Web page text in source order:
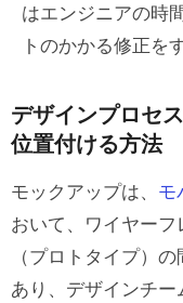
モックア
トタイプに
UXPin
とインタラ
デザインしよ
はエンジニアの時
トのかかる修正を
デザインプロセ
位置付ける方法
モックアップは、 モ
おいて、ワイヤー
（プロトタイプ）
あり、デザインチー